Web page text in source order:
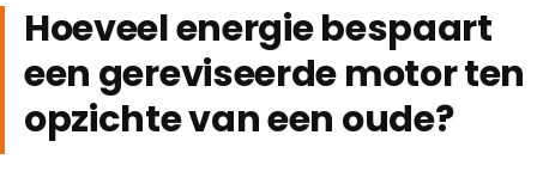
Hoeveel energie bespaart
een gereviseerde motor ten
opzichte van een oude?